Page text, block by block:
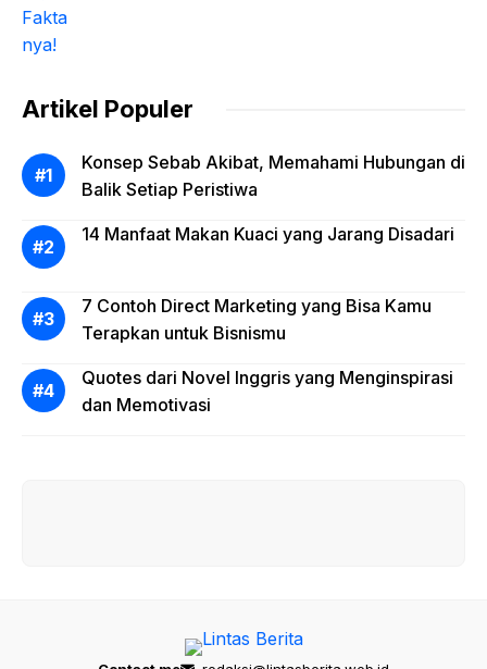
Artikel Populer
Konsep Sebab Akibat, Memahami Hubungan di
Balik Setiap Peristiwa
14 Manfaat Makan Kuaci yang Jarang Disadari
7 Contoh Direct Marketing yang Bisa Kamu
Terapkan untuk Bisnismu
Quotes dari Novel Inggris yang Menginspirasi
dan Memotivasi